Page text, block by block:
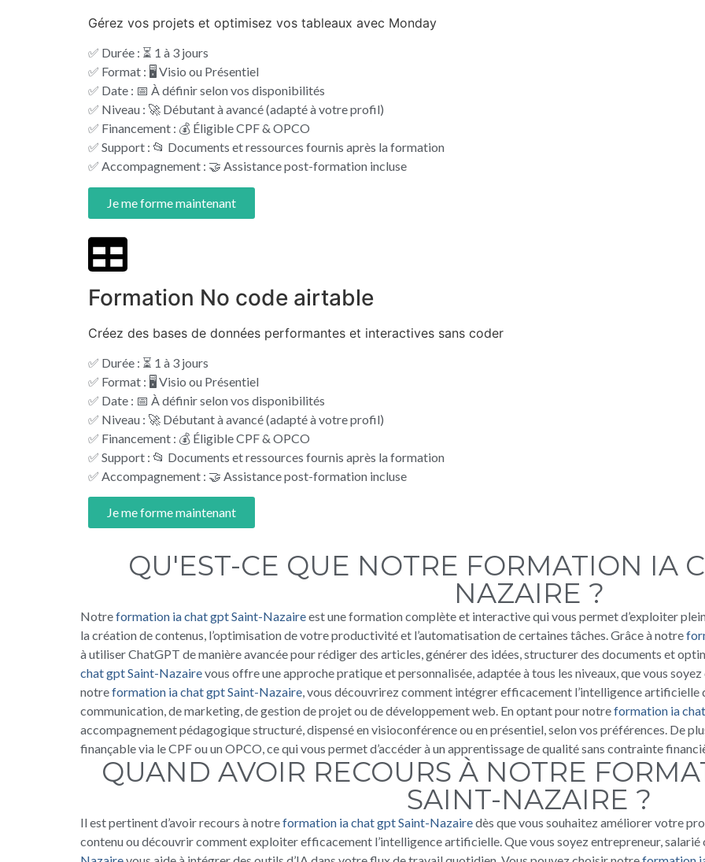
Gérez vos projets et optimisez vos tableaux avec Monday
✅ Durée : ⏳ 1 à 3 jours
✅ Format : 🖥️ Visio ou Présentiel
✅ Date : 📅 À définir selon vos disponibilités
✅ Niveau : 🚀 Débutant à avancé (adapté à votre profil)
✅ Financement : 💰 Éligible CPF & OPCO
✅ Support : 📂 Documents et ressources fournis après la formation
✅ Accompagnement : 🤝 Assistance post-formation incluse
Je me forme maintenant
Formation No code airtable
Créez des bases de données performantes et interactives sans coder
✅ Durée : ⏳ 1 à 3 jours
✅ Format : 🖥️ Visio ou Présentiel
✅ Date : 📅 À définir selon vos disponibilités
✅ Niveau : 🚀 Débutant à avancé (adapté à votre profil)
✅ Financement : 💰 Éligible CPF & OPCO
✅ Support : 📂 Documents et ressources fournis après la formation
✅ Accompagnement : 🤝 Assistance post-formation incluse
Je me forme maintenant
QU'EST-CE QUE NOTRE FORMATION IA
NAZAIRE ?
Notreformation ia chat gpt Saint-Nazaireest une formation complète et interactive qui vous permet d’exploiter
la création de contenus, l’optimisation de votre productivité et l’automatisation de certaines tâches. Grâce à notre
à utiliser ChatGPT de manière avancée pour rédiger des articles, générer des idées, structurer des documents et
chat gpt Saint-Nazairevous offre une approche pratique et personnalisée, adaptée à tous les niveaux, que vous
notreformation ia chat gpt Saint-Nazaire, vous découvrirez comment intégrer efficacement l’intelligence artificielle
communication, de marketing, de gestion de projet ou de développement web. En optant pour notreformation ia
accompagnement pédagogique structuré, dispensé en visioconférence ou en présentiel, selon vos préférences. De
finançable via le CPF ou un OPCO, ce qui vous permet d’accéder à un apprentissage de qualité sans contrainte
QUAND AVOIR RECOURS À NOTRE
SAINT-NAZAIRE ?
Il est pertinent d’avoir recours à notreformation ia chat gpt Saint-Nazairedès que vous souhaitez améliorer votre
contenu ou découvrir comment exploiter efficacement l’intelligence artificielle. Que vous soyez entrepreneur, salarié